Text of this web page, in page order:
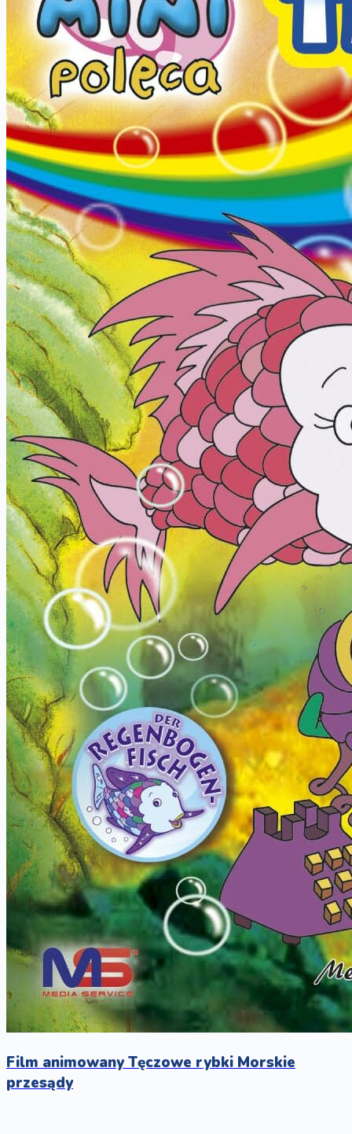
Film animowany Tęczowe rybki Morskie
przesądy